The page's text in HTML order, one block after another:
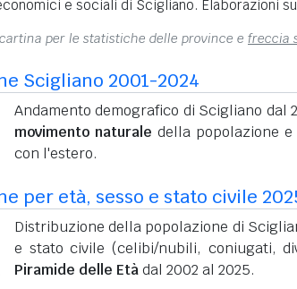
e sociali di Scigliano. Elaborazioni su
per le statistiche delle province e freccia
Scigliano 2001-2024
Andamento demografico di Scigliano dal
movimento naturale della popolazione e
con l'estero.
per età, sesso e stato civile
Distribuzione della popolazione di
e stato civile (celibi/nubili, coniugati,
Piramide delle Etàdal 2002 al 2025.